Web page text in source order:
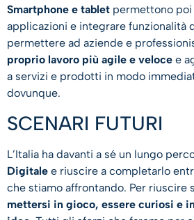
Smartphone e tablet permettono
applicazioni e integrare funzionalità
permettere ad aziende e
proprio lavoro più agile e veloce e
a servizi e prodotti in modo
dovunque.
SCENARI FUTURI
L’Italia ha davanti a sé un lungo
Digitale e riuscire a completarlo
che stiamo affrontando. Per riuscire
mettersi in gioco, essere curiosi e